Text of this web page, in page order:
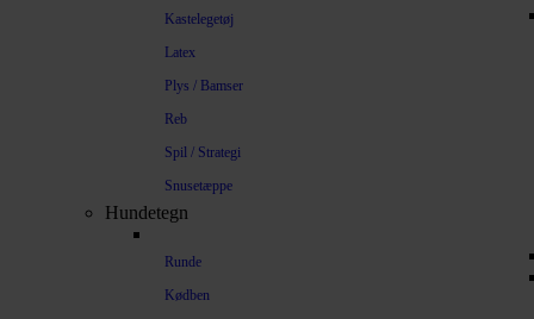
Kastelegetøj
Latex
Plys / Bamser
Reb
Spil / Strategi
Snusetæppe
Hundetegn
Runde
Kødben